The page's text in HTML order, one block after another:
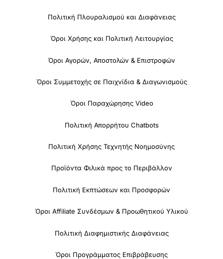
Πολιτική Πλουραλισμού και Διαφάνειας
Όροι Χρήσης και Πολιτική Λειτουργίας
Όροι Αγορών, Αποστολών & Επιστροφών
Όροι Συμμετοχής σε Παιχνίδια & Διαγωνισμούς
Όροι Παραχώρησης Video
Πολιτική Απορρήτου Chatbots
Πολιτική Χρήσης Τεχνητής Νοημοσύνης
Προϊόντα Φιλικά προς το Περιβάλλον
Πολιτική Εκπτώσεων και Προσφορών
Όροι Affiliate Συνδέσμων & Προωθητικού Υλικού
Πολιτική Διαφημιστικής Διαφάνειας
Όροι Προγράμματος Επιβράβευσης